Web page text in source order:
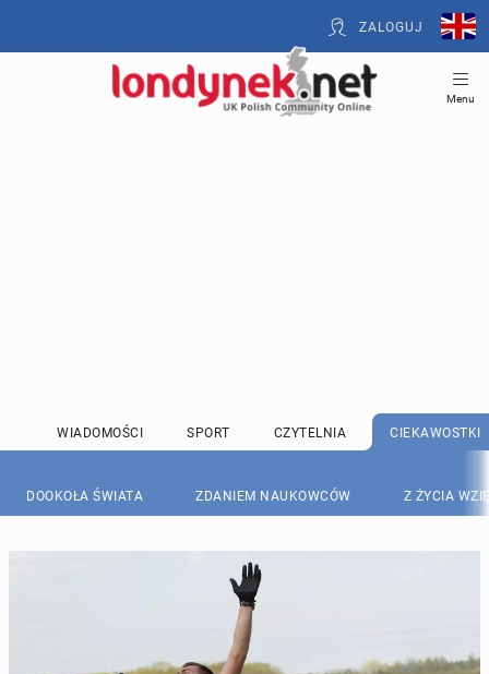
ZALOGUJ
Menu
WIADOMOŚCI SPORT CZYTELNIA CIEKAWOSTKI
DOOKOŁA ŚWIATA ZDANIEM NAUKOWCÓW Z ŻYCIA